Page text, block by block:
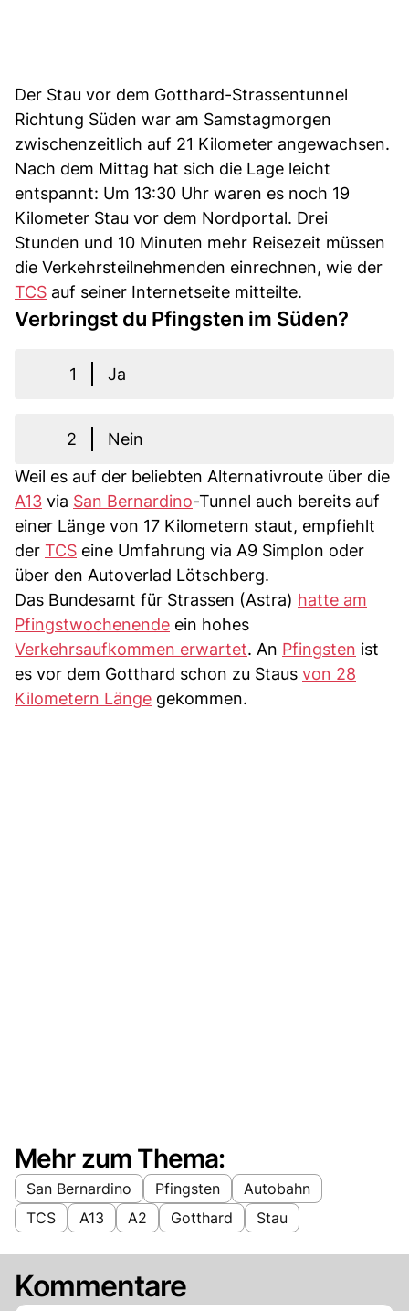
Der Stau vor dem Gotthard-Strassentunnel
Richtung Süden war am Samstagmorgen
zwischenzeitlich auf 21 Kilometer angewachsen.
Nach dem Mittag hat sich die Lage leicht
entspannt: Um 13:30 Uhr waren es noch 19
Kilometer Stau vor dem Nordportal. Drei
Stunden und 10 Minuten mehr Reisezeit müssen
die Verkehrsteilnehmenden einrechnen, wie der
TCS auf seiner Internetseite mitteilte.
Verbringst du Pfingsten im Süden?
1 Ja
2
Nein
Weil es auf der beliebten Alternativroute über die
A13 via San Bernardino-Tunnel auch bereits auf
einer Länge von 17 Kilometern staut, empfiehlt
der TCS eine Umfahrung via A9 Simplon oder
über den Autoverlad Lötschberg.
Das Bundesamt für Strassen (Astra) hatte am
Pfingstwochenende ein hohes
Verkehrsaufkommen erwartet. An Pfingsten ist
es vor dem Gotthard schon zu Staus von 28
Kilometern Länge gekommen.
Mehr zum Thema:
San Bernardino Pfingsten
Autobahn
TCS
A13 A2 Gotthard Stau
Kommentare